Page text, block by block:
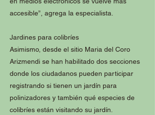
accesible”, agrega la especialista.
Jardines para colibríes
Asimismo, desde el sitio Maria del Coro
Arizmendi se han habilitado dos secciones
donde los ciudadanos pueden participar
registrando si tienen un jardín para
polinizadores y también qué especies de
colibríes están visitando su jardín.